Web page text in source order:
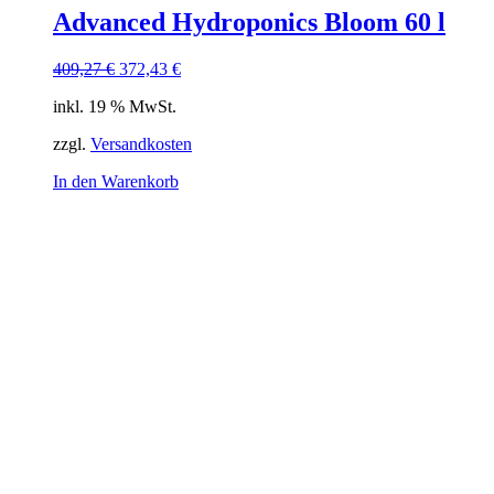
Advanced Hydroponics Bloom 60 l
409,27€ Ursprünglicher
war:
372,43 €Aktueller
inkl. 19 % MwSt.
zzgl. Versandkosten
In den Warenkorb